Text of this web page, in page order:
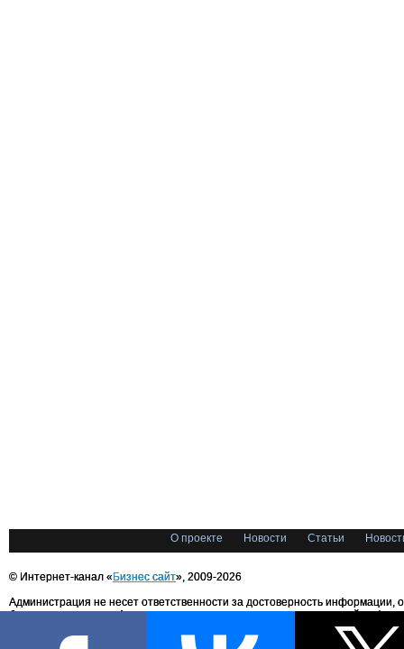
О проекте Новости Статьи
© Интернет-канал «Бизнес сайт», 2009-2026
Администрация не несет ответственности за достоверность информации,
блоггерами портала. Администрация не предоставляет справочной
Все права на любые материалы, опубликованные на сайте, защищены в